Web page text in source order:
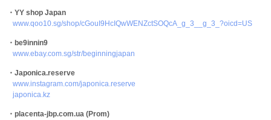
・YY shop Japan
www.qoo10.sg/shop/cGouI9HcIQwWENZctSOQcA_g_3__g_3_?oicd=US
・be9innin9
www.ebay.com.sg/str/beginningjapan
・Japonica.reserve
www.instagram.com/japonica.reserve
japonica.kz
・placenta-jbp.com.ua (Prom)